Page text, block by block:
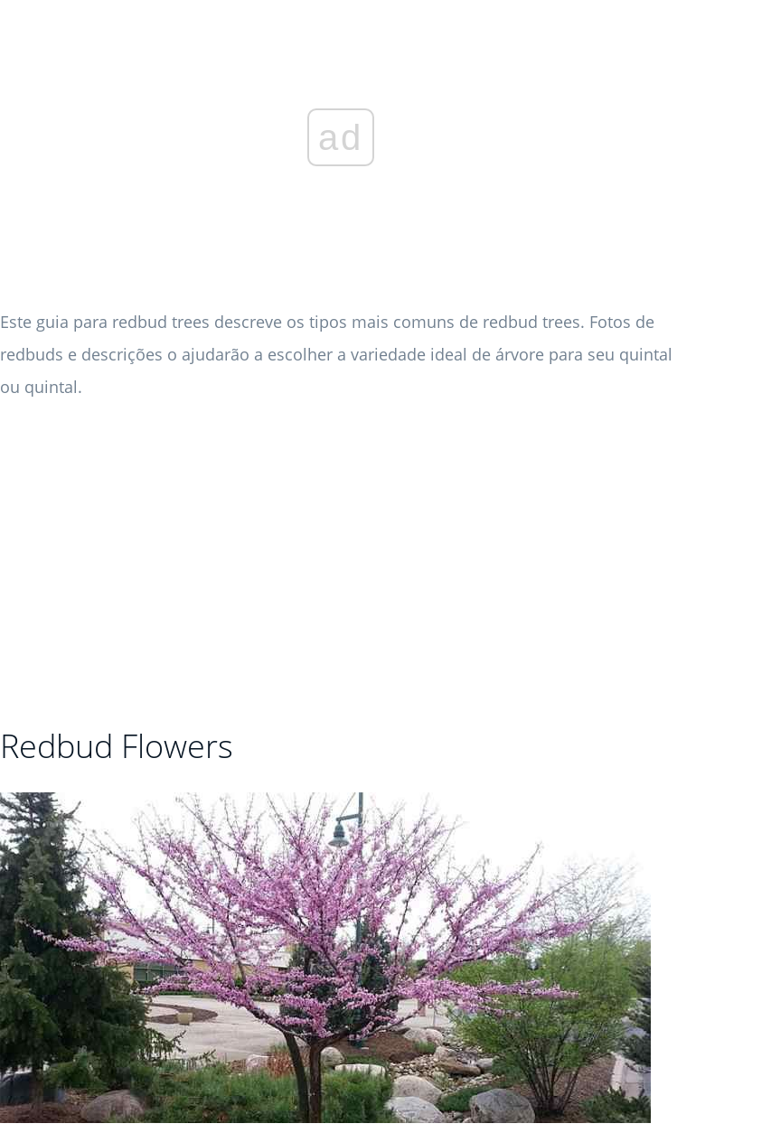
ad
Este guia para redbud trees descreve os tipos mais comuns de redbud trees. Fotos de
redbuds e descrições o ajudarão a escolher a variedade ideal de árvore para seu quintal
ou quintal.
Redbud Flowers